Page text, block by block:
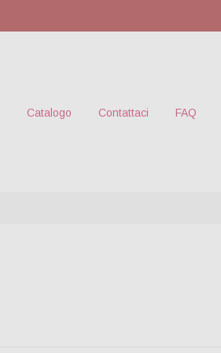
Catalogo Contattaci FAQ